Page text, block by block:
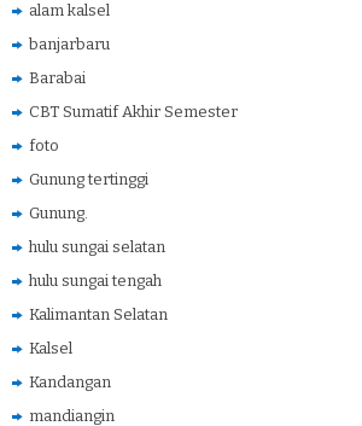
alam kalsel
banjarbaru
Barabai
CBT Sumatif Akhir Semester
foto
Gunung tertinggi
Gunung.
hulu sungai selatan
hulu sungai tengah
Kalimantan Selatan
Kalsel
Kandangan
mandiangin